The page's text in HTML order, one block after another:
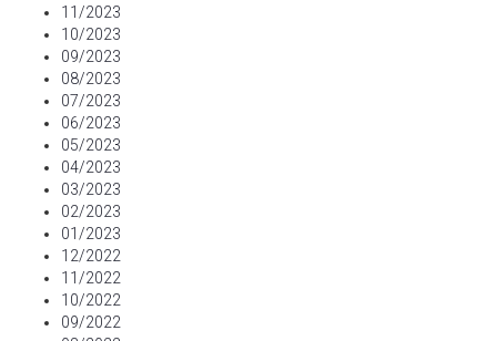
11/2023
10/2023
09/2023
08/2023
07/2023
06/2023
05/2023
04/2023
03/2023
02/2023
01/2023
12/2022
11/2022
10/2022
09/2022